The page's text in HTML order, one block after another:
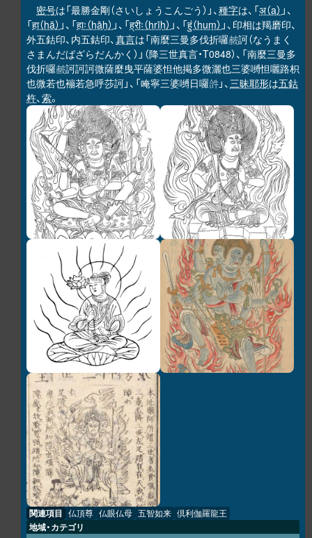
密号は「最勝金剛（さいしょうこんごう）」、種字は、「अ（a） 」、
「हा（hā） 」、「हाः（hāḥ） 」、「ह्रीः（hrīḥ） 」、「हुं（huṃ） 」、印相は羯磨印、
外五鈷印、内五鈷印、真言は「南麼三曼多伐折囉𧹞訶（なうまく
さまんだばざらだんかく）」（降三世真言・T0848）、「南麼三曼多
伐折囉𧹞訶訶訶微薩麼曳平薩婆怛他掲多微灑也三婆嚩怛囇路枳
也微若也䙖若急呼莎訶」、「唵寧三婆嚩日囉𤙖 」、三昧耶形は五鈷
杵、索。
関連項目 仏頂尊 仏眼仏母 五智如来 倶利伽羅龍王
地域・カテゴリ